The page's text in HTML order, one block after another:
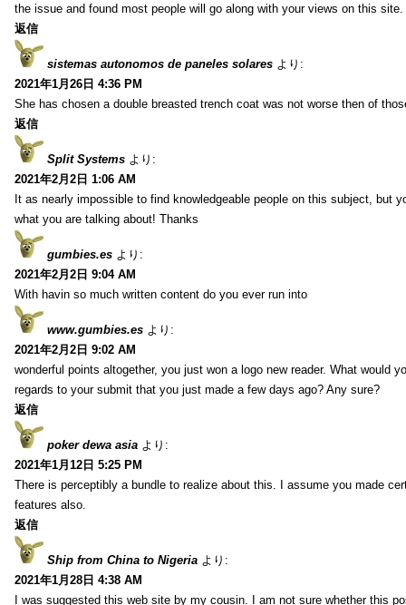
the issue and found most people will go along with your views on this site.
返信
sistemas autonomos de paneles solares より:
2021年1月26日 4:36 PM
She has chosen a double breasted trench coat was not worse then of
返信
Split Systems より:
2021年2月2日 1:06 AM
It as nearly impossible to find knowledgeable people on this subject, but
what you are talking about! Thanks
gumbies.es より:
2021年2月2日 9:04 AM
With havin so much written content do you ever run into
www.gumbies.es より:
2021年2月2日 9:02 AM
wonderful points altogether, you just won a logo new reader. What would
regards to your submit that you just made a few days ago? Any sure?
返信
poker dewa asia より:
2021年1月12日 5:25 PM
There is perceptibly a bundle to realize about this. I assume you made
features also.
返信
Ship from China to Nigeria より:
2021年1月28日 4:38 AM
I was suggested this web site by my cousin. I am not sure whether this